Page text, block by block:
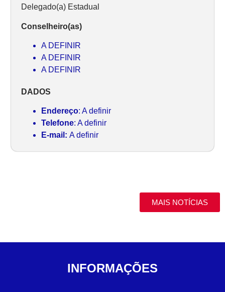
Delegado(a) Estadual
Conselheiro(as)
A DEFINIR
A DEFINIR
A DEFINIR
DADOS
Endereço: A definir
Telefone: A definir
E-mail: A definir
MAIS NOTÍCIAS
INFORMAÇÕES